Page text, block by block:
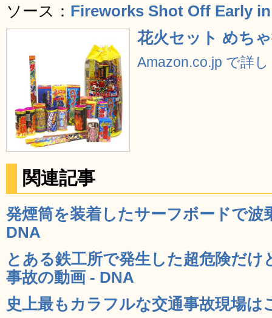
ソース： Fireworks Shot Off Early
花火セット めち
Amazon.co.jp で詳
関連記事
発煙筒を装着したサーフボードで波
DNA
とある鉄工所で発生した超危険だ
事故の動画 - DNA
史上最もカラフルな交通事故現場は